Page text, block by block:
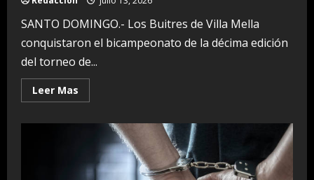
SANTO DOMINGO.- Los Buitres de Villa Mella
conquistaron el bicampeonato de la décima edición
del torneo de...
Leer Mas
more
Buitres
Mella
logran